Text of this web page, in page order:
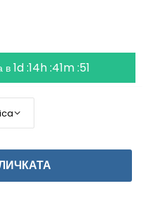
в 1d :14h :41m :49